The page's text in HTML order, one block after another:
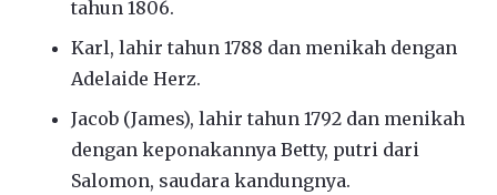
tahun 1806.
Karl, lahir tahun 1788 dan menikah dengan
Adelaide Herz.
Jacob (James), lahir tahun 1792 dan menikah
dengan keponakannya Betty, putri dari
Salomon, saudara kandungnya.